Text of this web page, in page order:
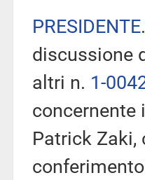
PRESIDENTE
discussione
altri n. 1-
concernente
Patrick